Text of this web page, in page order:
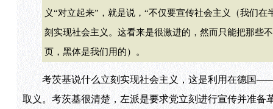
义“对立起来”，就是说，“不仅要宣传社会主义（我们
刻实现社会主义。这看来是很激进的，然而只能把那些
页，黑体是我们用的）。
考茨基说什么立刻实现社会主义，这是利用在德国——
取义。考茨基很清楚，左派是要求党立刻进行宣传并准备